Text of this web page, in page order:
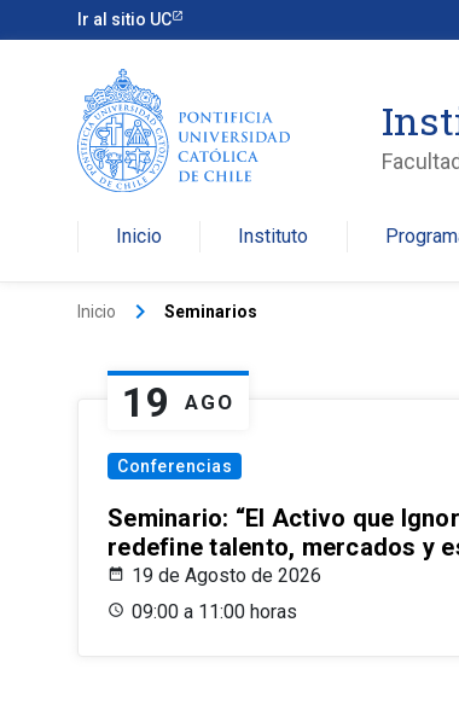
Ir al sitio UC
Inicio Instituto
Inicio keyboard_arrow_right Seminarios
19 AGO
Conferencias
Seminario: “El Activo que
redefine talento, mercados y
19 de Agosto de 2026
09:00 a 11:00 horas